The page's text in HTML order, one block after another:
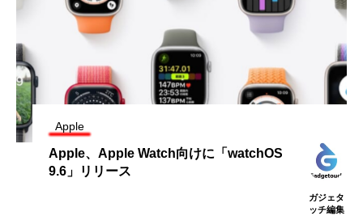
Apple
Apple、Apple Watch向けに「watchOS
9.6」リリース
ガジェタ
ッチ編集